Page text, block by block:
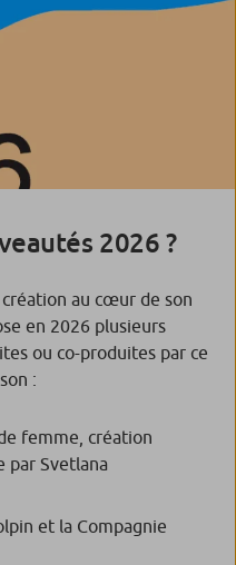
2026 ?
création au cœur de son
en 2026 plusieurs
ou co-produites par ce
:
femme , création
par Svetlana
et la Compagnie